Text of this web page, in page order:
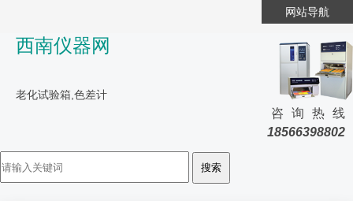
网站导航
西南仪器网
老化试验箱,色差计
咨询热线
18566398802